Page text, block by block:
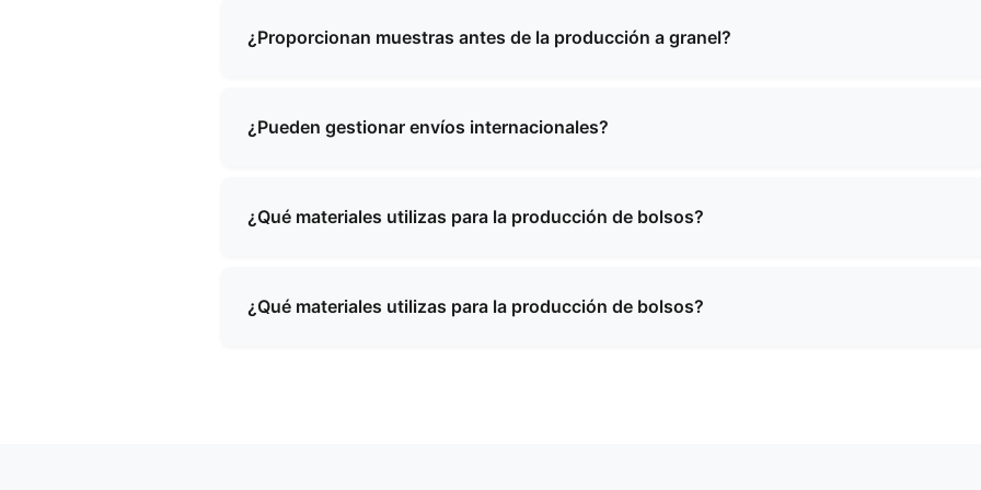
complejidad del producto. Le proporcionaremos un calendario específico al confirmar su
¿Proporcionan muestras antes de la producción a granel?
muestras y el envío, que podría ser reembolsable tras la confirmación de un pedido al
¿Pueden gestionar envíos internacionales?
países del mundo. Nuestro equipo le ayudará con todos los trámites y la documentación
¿Qué materiales utilizas para la producción de bolsos?
tejidos ecológicos, forros resistentes al agua y texturas personalizadas. Podemos
materiales en función de los requisitos específicos de su producto.
¿Qué materiales utilizas para la producción de bolsos?